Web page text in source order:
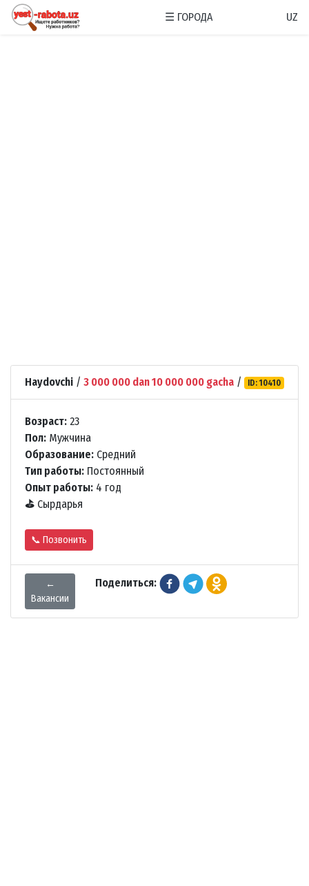
☰ ГОРОДА UZ
Haydovchi / 3 000 000 dan 10 000 000 gacha / ID: 10410
Возраст: 23
Пол: Мужчина
Образование: Средний
Тип работы: Постоянный
Опыт работы: 4 год
⛳ Сырдарья
📞 Позвонить
←
Вакансии
Поделиться: